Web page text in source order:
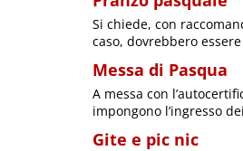
Si chiede, con
caso, dovrebbero
Messa di Pasqua
A messa con
impongono l’ingresso
Gite e pic nic